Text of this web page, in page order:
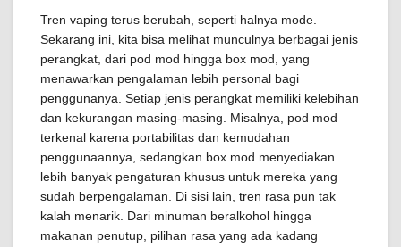
Tren vaping terus berubah, seperti halnya mode.
Sekarang ini, kita bisa melihat munculnya berbagai jenis
perangkat, dari pod mod hingga box mod, yang
menawarkan pengalaman lebih personal bagi
penggunanya. Setiap jenis perangkat memiliki kelebihan
dan kekurangan masing-masing. Misalnya, pod mod
terkenal karena portabilitas dan kemudahan
penggunaannya, sedangkan box mod menyediakan
lebih banyak pengaturan khusus untuk mereka yang
sudah berpengalaman. Di sisi lain, tren rasa pun tak
kalah menarik. Dari minuman beralkohol hingga
makanan penutup, pilihan rasa yang ada kadang